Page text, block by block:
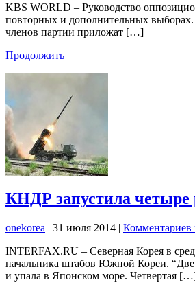
KBS WORLD – Руководство
повторных и дополнительных
членов партии приложат […]
Продолжить
КНДР запустила четыре
onekorea | 31 июля 2014 | Комментариев
INTERFAX.RU – Северная Корея в
начальника штабов Южной Кореи. “Две
и упала в Японском море. Четвертая